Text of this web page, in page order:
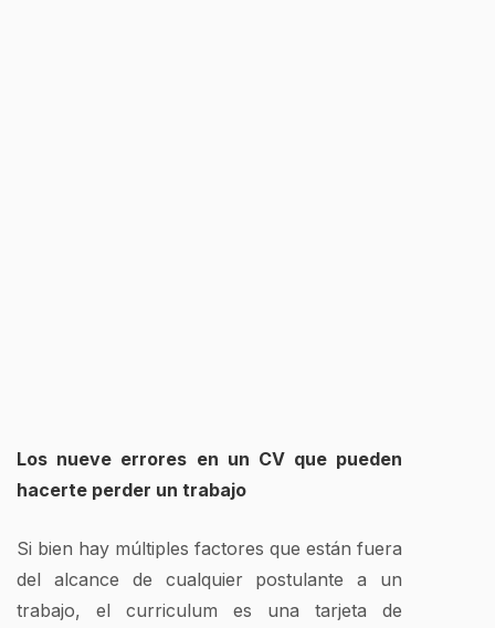
Los nueve errores en un CV que pueden
hacerte perder un trabajo
Si bien hay múltiples factores que están fuera
del alcance de cualquier postulante a un
trabajo, el curriculum es una tarjeta de